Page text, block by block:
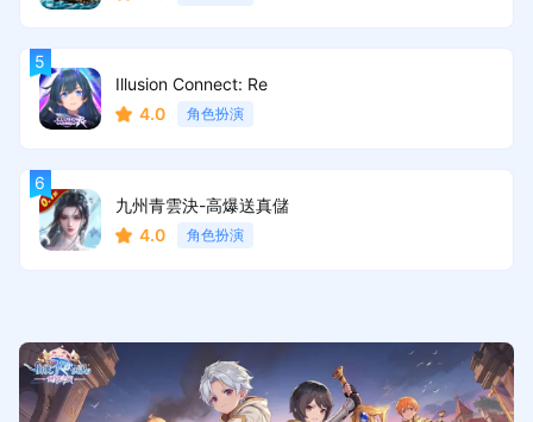
Illusion Connect: Re
4.0
角色扮演
九州青雲決-高爆送真儲
4.0
角色扮演